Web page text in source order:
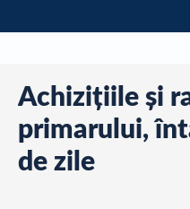
Achizițiile și
primarului,
de zile